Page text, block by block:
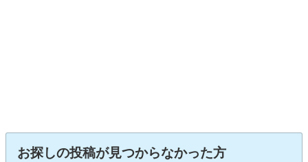
お探しの投稿が見つからなかった方